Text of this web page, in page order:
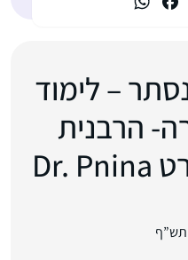
– לימוד
הרבנית
ד”ר פנינה נויבירט Dr. Pnina
תש”ף